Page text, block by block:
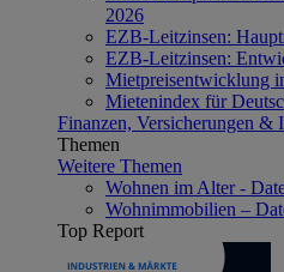
2026
EZB-Leitzinsen:
EZB-Leitzinsen:
Mietpreisentwicklung
Mietenindex für
Finanzen, Versicherungen &
Themen
Weitere Themen
Wohnen im Alter -
Wohnimmobilien –
Top Report